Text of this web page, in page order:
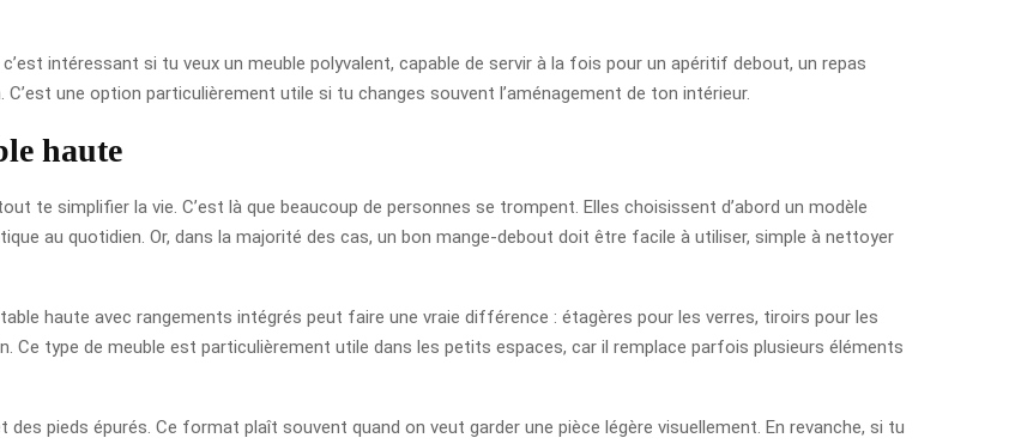
intéressant si tu veux un meuble polyvalent, capable de servir à la fois pour un apéritif debout, un repas
une option particulièrement utile si tu changes souvent l’aménagement de ton intérieur.
haute
te simplifier la vie. C’est là que beaucoup de personnes se trompent. Elles choisissent d’abord un modèle
au quotidien. Or, dans la majorité des cas, un bon mange-debout doit être facile à utiliser, simple à nettoyer
haute avec rangements intégrés peut faire une vraie différence : étagères pour les verres, tiroirs pour les
type de meuble est particulièrement utile dans les petits espaces, car il remplace parfois plusieurs éléments
pieds épurés. Ce format plaît souvent quand on veut garder une pièce légère visuellement. En revanche, si tu